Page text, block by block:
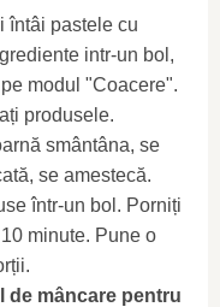
întâi pastele cu
intr-un bol,
modul "Coacere".
produsele.
smântâna, se
se amestecă.
într-un bol. Porniți
minute. Pune o
de mâncare pentru